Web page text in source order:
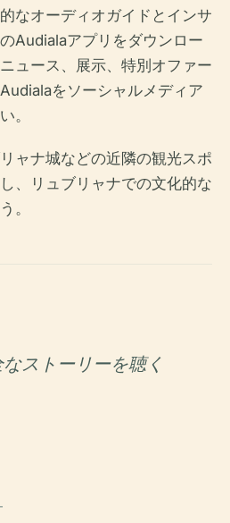
なオーディオガイドとインサ
Audialaアプリをダウンロー
ュース、展示、特別オファー
をソーシャルメディア
。
ャナ城などの近隣の観光スポ
、リュブリャナでの文化的な
。
ストーリーを聴く